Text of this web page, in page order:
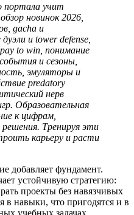
портала учит
новинок 2026,
gacha и
и tower defense,
to win, понимание
и сезоны,
эмуляторы и
predatory
нерв
Образовательная
к цифрам,
решения. Тренируя эти
карьеру и расти
добавляет фундамент.
устойчивую стратегию:
проекты без навязчивых
в навыки, что пригодятся и в
учебных задачах.